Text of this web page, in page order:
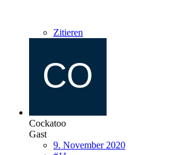
Zitieren
Cockatoo
Gast
9. November 2020